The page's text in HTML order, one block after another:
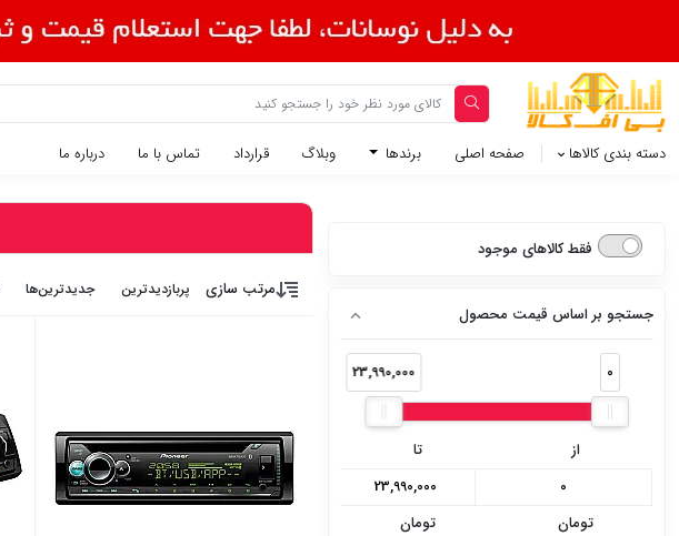
دسته بندی کالاها صفحه اصلی برندها وبلاگ قرارداد تماس با ما درباره ما
فقط کالاهای موجود
جستجو بر اساس قیمت محصول
0
23,990,000
از
تومان
تا
تومان
مرتب سازی پربازديدترين جديدترين‌ها